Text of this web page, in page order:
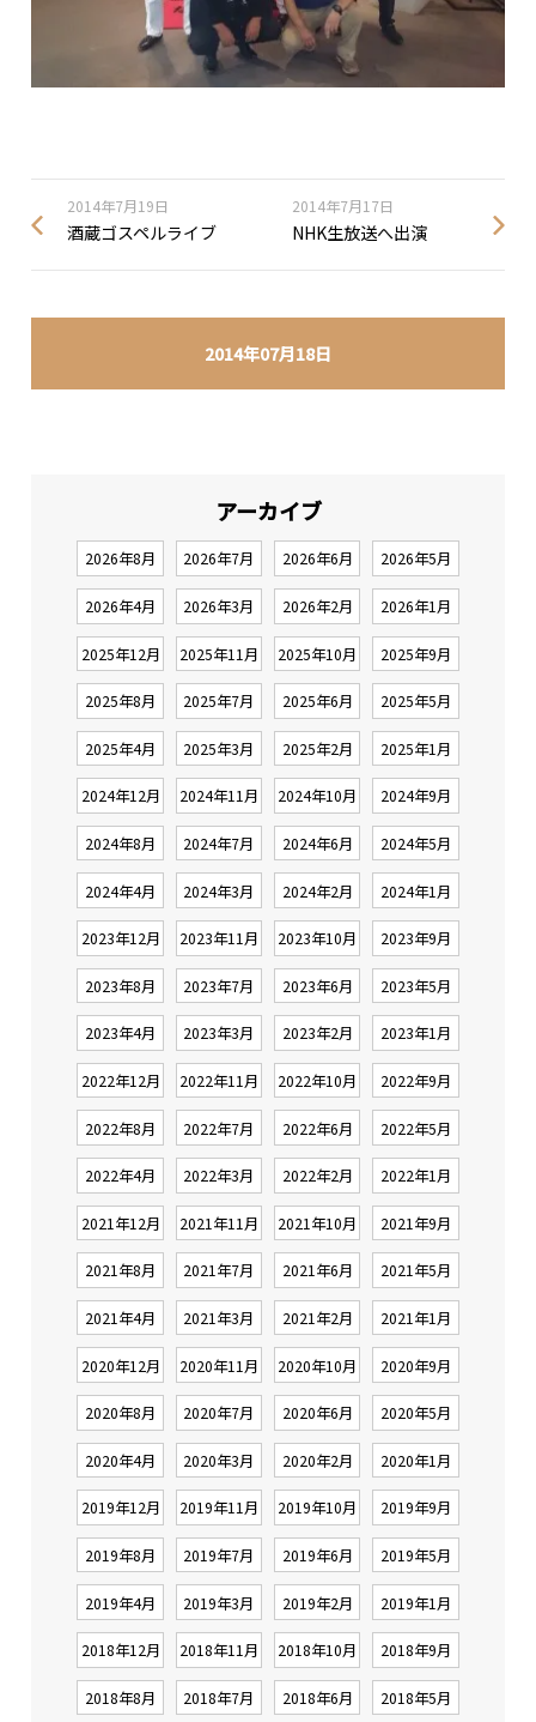
2014年07月18日
2014年7月19日
酒蔵ゴスペルライブ
2014年7月17日
NHK生放送へ出演
アーカイブ
2026年8月 2026年7月 2026年6月 2026年5月
2026年4月 2026年3月 2026年2月 2026年1月
2025年12月 2025年11月 2025年10月 2025年9月
2025年8月 2025年7月 2025年6月 2025年5月
2025年4月 2025年3月 2025年2月 2025年1月
2024年12月 2024年11月 2024年10月 2024年9月
2024年8月 2024年7月 2024年6月 2024年5月
2024年4月 2024年3月 2024年2月 2024年1月
2023年12月 2023年11月 2023年10月 2023年9月
2023年8月 2023年7月 2023年6月 2023年5月
2023年4月 2023年3月 2023年2月 2023年1月
2022年12月 2022年11月 2022年10月 2022年9月
2022年8月 2022年7月 2022年6月 2022年5月
2022年4月 2022年3月 2022年2月 2022年1月
2021年12月 2021年11月 2021年10月 2021年9月
2021年8月 2021年7月 2021年6月 2021年5月
2021年4月 2021年3月 2021年2月 2021年1月
2020年12月 2020年11月 2020年10月 2020年9月
2020年8月 2020年7月 2020年6月 2020年5月
2020年4月 2020年3月 2020年2月 2020年1月
2019年12月 2019年11月 2019年10月 2019年9月
2019年8月 2019年7月 2019年6月 2019年5月
2019年4月 2019年3月 2019年2月 2019年1月
2018年12月 2018年11月 2018年10月 2018年9月
2018年8月 2018年7月 2018年6月 2018年5月